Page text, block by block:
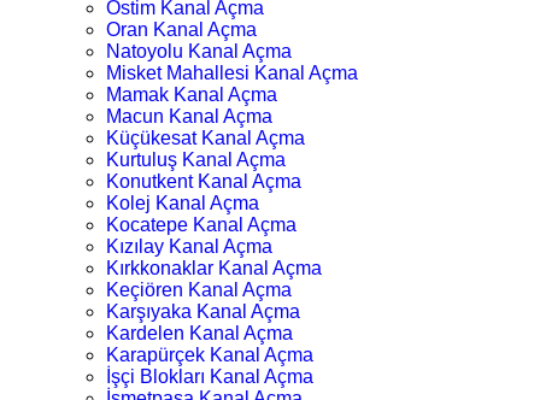
Ostim Kanal Açma
Oran Kanal Açma
Natoyolu Kanal Açma
Misket Mahallesi Kanal Açma
Mamak Kanal Açma
Macun Kanal Açma
Küçükesat Kanal Açma
Kurtuluş Kanal Açma
Konutkent Kanal Açma
Kolej Kanal Açma
Kocatepe Kanal Açma
Kızılay Kanal Açma
Kırkkonaklar Kanal Açma
Keçiören Kanal Açma
Karşıyaka Kanal Açma
Kardelen Kanal Açma
Karapürçek Kanal Açma
İşçi Blokları Kanal Açma